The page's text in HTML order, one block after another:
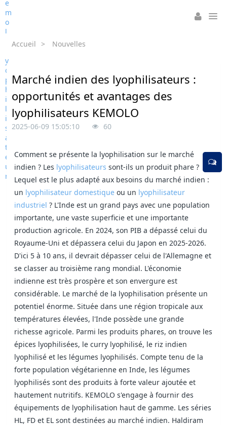
Accueil > Nouvelles
Marché indien des lyophilisateurs :
opportunités et avantages des
lyophilisateurs KEMOLO
2025-06-09 15:05:10 60
Comment se présente la lyophilisation sur le marché
indien ? Les lyophilisateurs sont-ils un produit phare ?
Lequel est le plus adapté aux besoins du marché indien :
un lyophilisateur domestique ou un lyophilisateur
industriel ? L'Inde est un grand pays avec une population
importante, une vaste superficie et une importante
production agricole. En 2024, son PIB a dépassé celui du
Royaume-Uni et dépassera celui du Japon en 2025-2026.
D'ici 5 à 10 ans, il devrait dépasser celui de l'Allemagne et
se classer au troisième rang mondial. L'économie
indienne est très prospère et son envergure est
considérable. Le marché de la lyophilisation présente un
potentiel énorme. Située dans une région tropicale aux
températures élevées, l'Inde possède une grande
richesse agricole. Parmi les produits phares, on trouve les
épices lyophilisées, le curry lyophilisé, le riz indien
lyophilisé et les légumes lyophilisés. Compte tenu de la
forte population végétarienne en Inde, les légumes
lyophilisés sont des produits à forte valeur ajoutée et
hautement nutritifs. KEMOLO s'engage à fournir des
équipements de lyophilisation haut de gamme. Les séries
HL, FD et EL sont destinées au marché indien. Haldiram